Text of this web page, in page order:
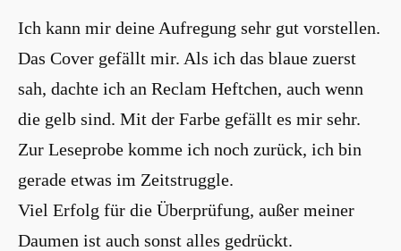
Ich kann mir deine Aufregung sehr gut vorstellen.
Das Cover gefällt mir. Als ich das blaue zuerst
sah, dachte ich an Reclam Heftchen, auch wenn
die gelb sind. Mit der Farbe gefällt es mir sehr.
Zur Leseprobe komme ich noch zurück, ich bin
gerade etwas im Zeitstruggle.
Viel Erfolg für die Überprüfung, außer meiner
Daumen ist auch sonst alles gedrückt.